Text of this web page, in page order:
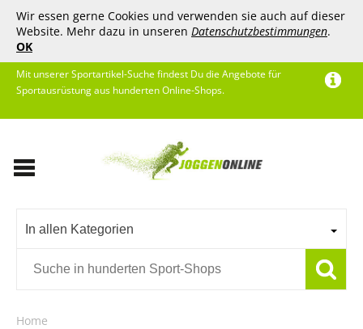
Wir essen gerne Cookies und verwenden sie auch auf dieser
Website. Mehr dazu in unseren Datenschutzbestimmungen.
OK
Mit unserer Sportartikel-Suche findest Du die Angebote für
Sportausrüstung aus hunderten Online-Shops.
In allen Kategorien
Home